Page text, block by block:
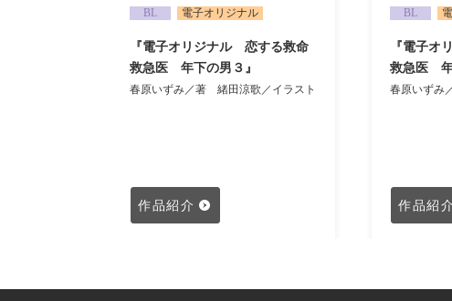
BL 電子オリジナル
『電子オリジナル 恋する救命
救急医 年下の男３』
春原いずみ／著 緒田涼歌／イラスト
作品紹介
BL
『電子オ
救急医 年
春原いずみ
作品紹介